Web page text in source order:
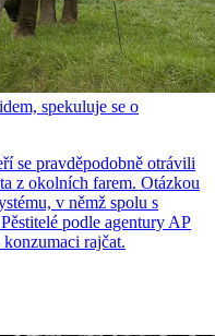
spekuluje se o
se pravděpodobně otrávili
z okolních farem. Otázkou
v němž spolu s
podle agentury AP
rajčat.